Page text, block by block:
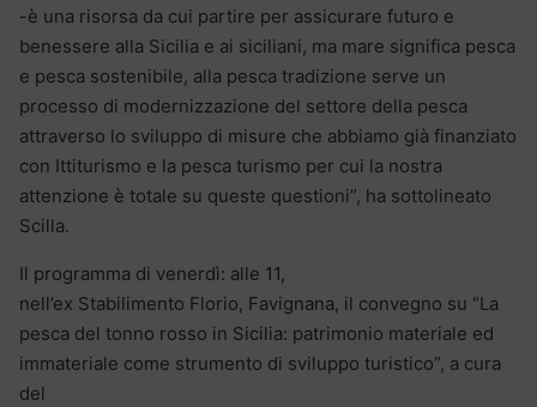
-è una risorsa da cui partire per assicurare futuro e
benessere alla Sicilia e ai siciliani, ma mare significa pesca
e pesca sostenibile, alla pesca tradizione serve un
processo di modernizzazione del settore della pesca
attraverso lo sviluppo di misure che abbiamo già finanziato
con Ittiturismo e la pesca turismo per cui la nostra
attenzione è totale su queste questioni”, ha sottolineato
Scilla.
Il programma di venerdì: alle 11,
nell’ex Stabilimento Florio, Favignana, il convegno su “La
pesca del tonno rosso in Sicilia: patrimonio materiale ed
immateriale come strumento di sviluppo turistico”, a cura
del